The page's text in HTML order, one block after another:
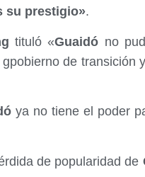
su prestigio».
tituló «Guaidó no
de
ya no tiene el poder
de popularidad de